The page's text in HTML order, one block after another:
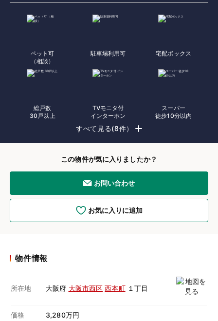
ペット可
（相談）
駐車場利用可 宅配ボックス
総戸数
30戸以上
TVモニタ付
インターホン
スーパー
徒歩10分以内
すべて見る(8件）
この物件が気に入りましたか？
お問い合わせ
お気に入りに追加
物件情報
所在地 大阪府 大阪市西区 西本町 １丁目
価格 3,280万円